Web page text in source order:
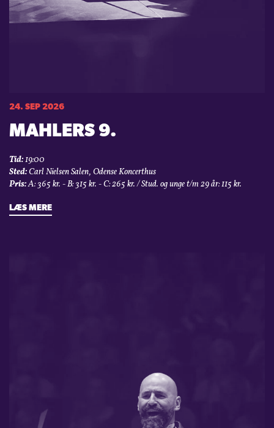
24. SEP 2026
MAHLERS 9.
Tid:19:00
Sted:Carl Nielsen Salen, Odense Koncerthus
Pris:A: 365 kr. - B: 315 kr. - C: 265 kr. / Stud. og unge t/m 29 år: 115 kr.
LÆS MERE